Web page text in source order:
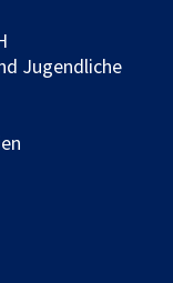
Jugendliche